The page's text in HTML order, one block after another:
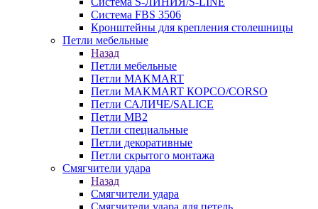
Система FBS 3506
Кронштейны для крепления столешницы
Петли мебельные
Назад
Петли мебельные
Петли MAKMART
Петли MAKMART КОРСО/CORSO
Петли САЛИЧЕ/SALICE
Петли MB2
Петли специальные
Петли декоративные
Петли скрытого монтажа
Смягчители удара
Назад
Смягчители удара
Смягчители удара для петель